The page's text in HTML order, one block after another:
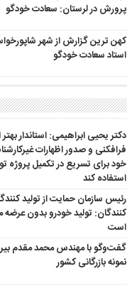
پرورش در لرستان: سعادت خودگو
کهن ترین گزارش از شهر
استاد سعادت خودگو
دکتر یحیی ابراهیمی: استاندار
فرافکنی و صدور اظهارات
خود برای تسریع در تکمیل پروژه
استفاده کند
رئیس سازمان حمایت از تولید
کنندگان: تولید خودرو بدون عرضه
است
گفت‌وگو با مهندس محمد مقدم
نمونه بازرگانی کشور